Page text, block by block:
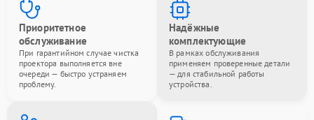
Приоритетное
обслуживание
При гарантийном случае чистка
проектора выполняется вне
очереди — быстро устраняем
проблему.
Надёжные
комплектующие
В рамках обслуживания
применяем проверенные детали
— для стабильной работы
устройства.